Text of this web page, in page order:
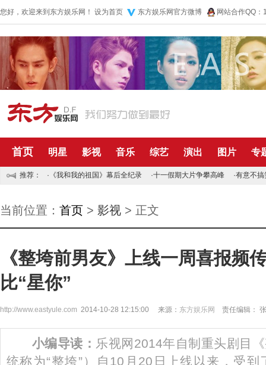
您好，欢迎来到东方娱乐网！ 设为首页 东方娱乐网官方微博 网站合作QQ
首页 明星 影视 音乐 综艺 演出 图片 专
推荐： · 《我和我的祖国》幕后全纪录 ·十一假期大片争攀高峰 ·有意不搞
当前位置： 首页 > 影视 > 正文
《整垮前男友》上线一周喜报频
比“星你”
http://www.eastyule.com 2014-10-28 12:15:00 来源： 东方娱乐网 责任编辑：
小编导读： 乐视网2014年自制重头剧目
统称为“整垮”）自10月20日上线以来，受